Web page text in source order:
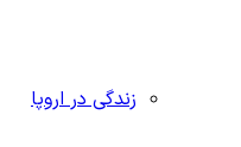
زندگی در اروپا